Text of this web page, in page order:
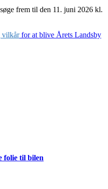
frem til den 11. juni 2026 kl.
vilkårfor at blive Årets Landsby
folie til bilen